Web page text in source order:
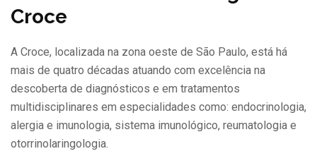
Croce
A Croce, localizada na zona oeste de São Paulo, está há
mais de quatro décadas atuando com excelência na
descoberta de diagnósticos e em tratamentos
multidisciplinares em especialidades como: endocrinologia,
alergia e imunologia, sistema imunológico, reumatologia e
otorrinolaringologia.